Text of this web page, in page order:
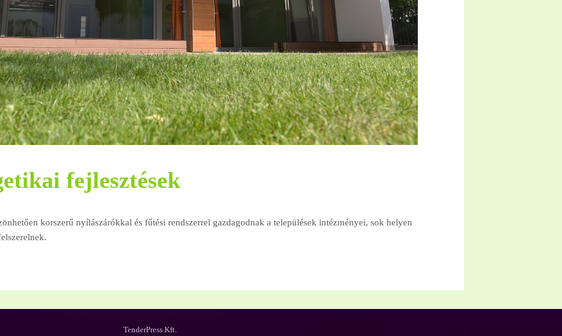
fejlesztések
korszerű nyílászárókkal és fűtési rendszerrel gazdagodnak a települések intézményei, sok helyen
TenderPress Kft.